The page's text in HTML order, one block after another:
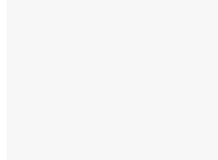
Тернопіль у
захисник України Олександр